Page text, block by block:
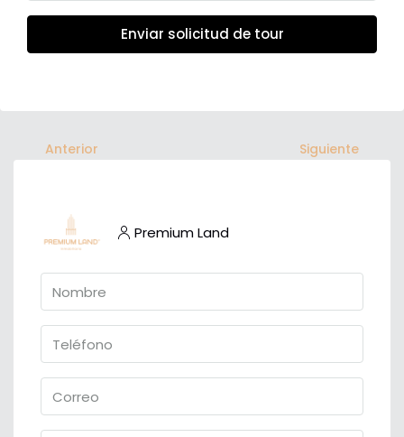
Enviar solicitud de tour
Anterior Siguiente
Premium Land